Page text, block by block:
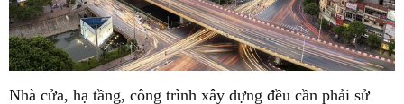
Nhà cửa, hạ tầng, công trình xây dựng đều cần phải sử